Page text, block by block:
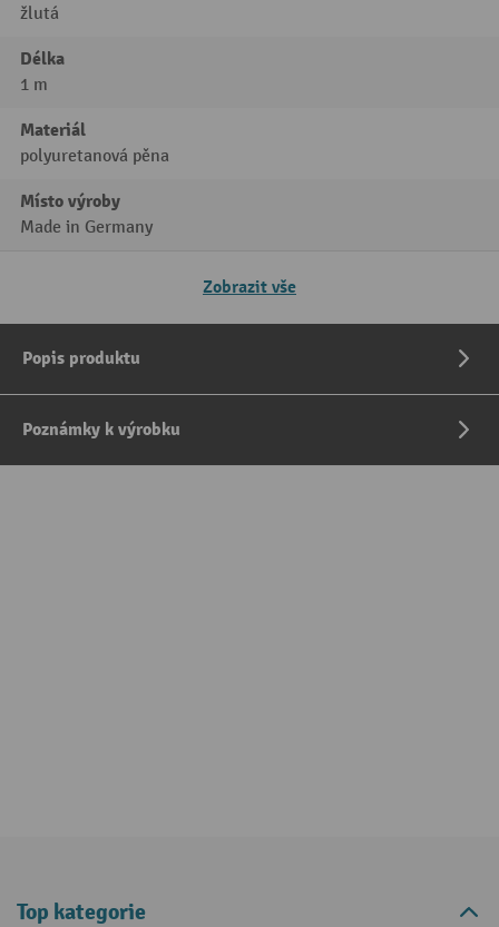
žlutá
Délka
1 m
Materiál
polyuretanová pěna
Místo výroby
Made in Germany
Zobrazit vše
Popis produktu
Poznámky k výrobku
Top kategorie